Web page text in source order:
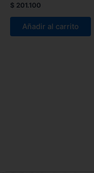
$ 201.100
Añadir al carrito